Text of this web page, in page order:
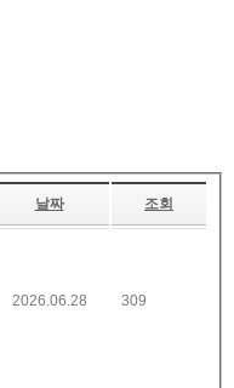
날짜 조회
2026.06.28 309